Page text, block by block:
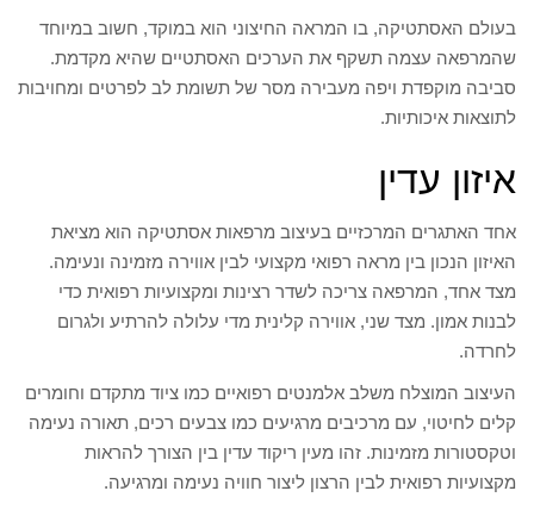
בעולם האסתטיקה, בו המראה החיצוני הוא במוקד, חשוב במיוחד
שהמרפאה עצמה תשקף את הערכים האסתטיים שהיא מקדמת.
סביבה מוקפדת ויפה מעבירה מסר של תשומת לב לפרטים ומחויבות
לתוצאות איכותיות.
איזון עדין
אחד האתגרים המרכזיים בעיצוב מרפאות אסתטיקה הוא מציאת
האיזון הנכון בין מראה רפואי מקצועי לבין אווירה מזמינה ונעימה.
מצד אחד, המרפאה צריכה לשדר רצינות ומקצועיות רפואית כדי
לבנות אמון. מצד שני, אווירה קלינית מדי עלולה להרתיע ולגרום
לחרדה.
העיצוב המוצלח משלב אלמנטים רפואיים כמו ציוד מתקדם וחומרים
קלים לחיטוי, עם מרכיבים מרגיעים כמו צבעים רכים, תאורה נעימה
וטקסטורות מזמינות. זהו מעין ריקוד עדין בין הצורך להראות
מקצועיות רפואית לבין הרצון ליצור חוויה נעימה ומרגיעה.